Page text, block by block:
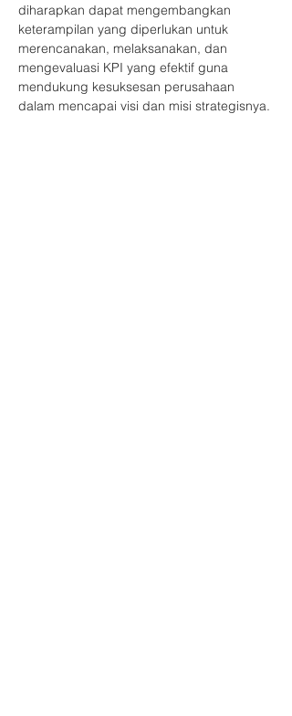
diharapkan dapat mengembangkan
keterampilan yang diperlukan untuk
merencanakan, melaksanakan, dan
mengevaluasi KPI yang efektif guna
mendukung kesuksesan perusahaan
dalam mencapai visi dan misi strategisnya.